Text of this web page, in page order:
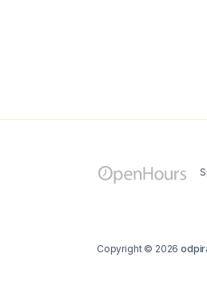
Copyright © 2026